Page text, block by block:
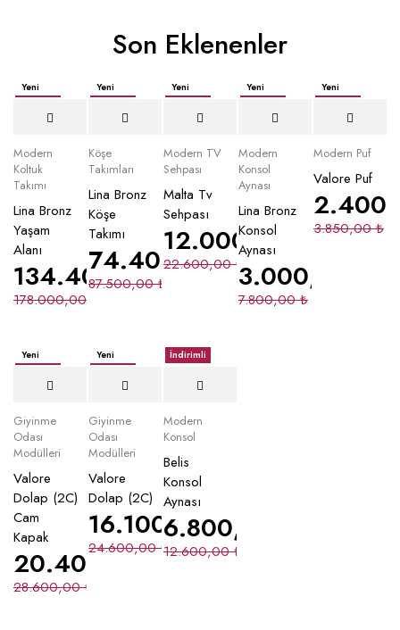
Son Eklenenler
Yeni
Modern
Koltuk
Takımı
Lina Bronz
Yaşam
Alanı
178.000,00
134.400,00₺
Yeni
Köşe
Takımları
Lina Bronz
Köşe
Takımı
87.500,00₺
74.400,00₺
Yeni
Modern TV
Sehpası
Malta Tv
Sehpası
22.600,00₺
12.000,00
Yeni
Modern
Konsol
Aynası
Lina Bronz
Konsol
Aynası
7.800,00₺
3.000,00
Yeni
Modern Puf
Valore Puf
3.850,00₺
Yeni
Giyinme
Odası
Modülleri
Valore
Dolap (2C)
Cam
Kapak
28.600,00₺
20.400,00₺
Yeni
Giyinme
Odası
Modülleri
Valore
Dolap (2C)
24.600,00₺
16.100,00₺
İndirimli
Modern
Konsol
Belis
Konsol
Aynası
12.600,00₺
6.800,00